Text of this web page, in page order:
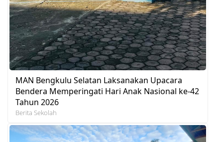
MAN Bengkulu Selatan Laksanakan Upacara
Bendera Memperingati Hari Anak Nasional ke-42
Tahun 2026
Berita Sekolah